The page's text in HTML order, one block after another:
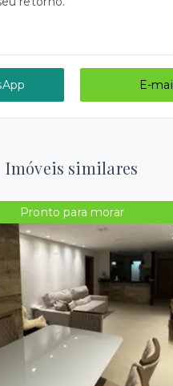
E-mail
Imóveis similares
Pronto para morar